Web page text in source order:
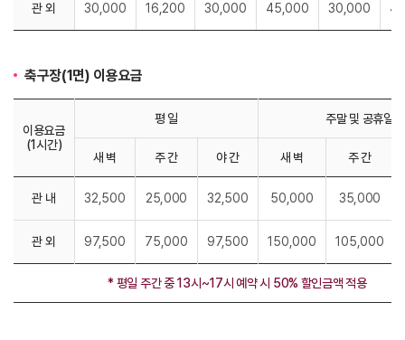
관 외 30,000 16,200 30,000 45,000 30,000
축구장(1면) 이용요금
이용요금
(1시간)
평 일 주말 및 공휴일
새 벽 주 간 야 간 새 벽 주 간
관 내 32,500 25,000 32,500 50,000 35,000
관 외 97,500 75,000 97,500 150,000 105,000
* 평일 주간 중 13시~17시 예약 시 50% 할인금액 적용